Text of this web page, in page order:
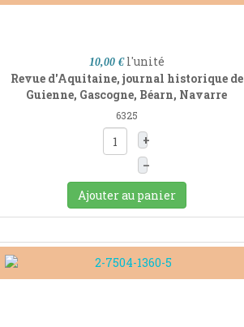
10,00 € l'unité
Revue d'Aquitaine, journal historique de
Guienne, Gascogne, Béarn, Navarre
6325
+
–
Ajouter au panier